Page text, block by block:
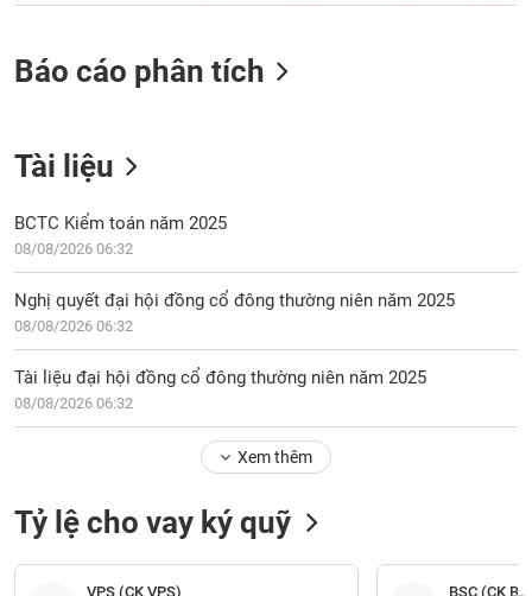
Báo cáo phân tích
Tài liệu
BCTC Kiểm toán năm 2025
08/08/2026 06:32
Nghị quyết đại hội đồng cổ đông thường niên năm 2025
08/08/2026 06:32
Tài liệu đại hội đồng cổ đông thường niên năm 2025
08/08/2026 06:32
Xem thêm
Tỷ lệ cho vay ký quỹ
VPS (CK VPS) BSC (CK